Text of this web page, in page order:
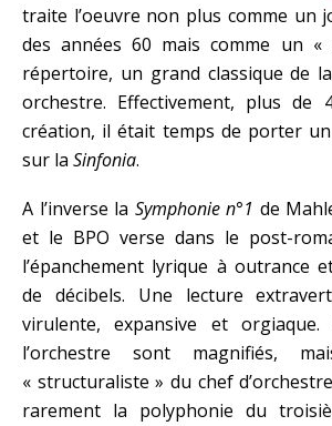
traite l’oeuvre non plus comme un
des années 60 mais comme un «
répertoire, un grand classique de
orchestre. Effectivement, plus de
création, il était temps de porter
sur la Sinfonia.
A l’inverse la Symphonie n°1 de
et le BPO verse dans le post-
l’épanchement lyrique à outrance
de décibels. Une lecture
virulente, expansive et
l’orchestre sont magnifiés,
« structuraliste » du chef
rarement la polyphonie du